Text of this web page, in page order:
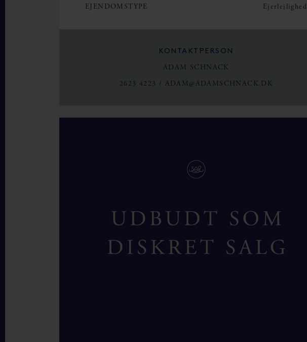
EJENDOMSTYPE
Ejerlejlighed
KONTAKTPERSON
ADAM SCHNACK
2623 4223 / ADAM@ADAMSCHNACK.DK